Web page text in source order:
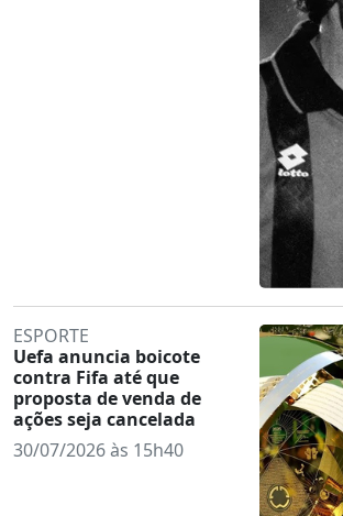
ESPORTE
Uefa anuncia boicote
contra Fifa até que
proposta de venda de
ações seja cancelada
30/07/2026 às 15h40